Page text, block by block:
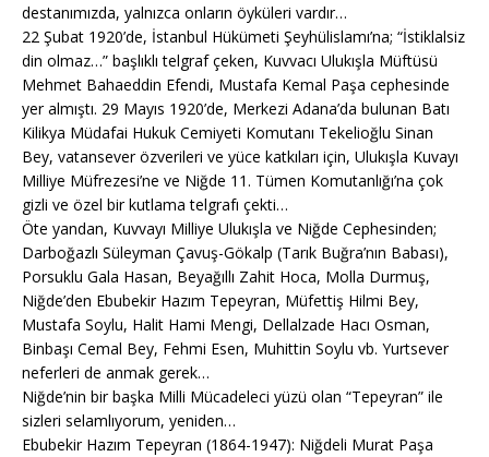
destanımızda, yalnızca onların öyküleri vardır…
22 Şubat 1920’de, İstanbul Hükümeti Şeyhülislamı’na; “İstiklalsiz
din olmaz…” başlıklı telgraf çeken, Kuvvacı Ulukışla Müftüsü
Mehmet Bahaeddin Efendi, Mustafa Kemal Paşa cephesinde
yer almıştı. 29 Mayıs 1920’de, Merkezi Adana’da bulunan Batı
Kilikya Müdafai Hukuk Cemiyeti Komutanı Tekelioğlu Sinan
Bey, vatansever özverileri ve yüce katkıları için, Ulukışla Kuvayı
Milliye Müfrezesi’ne ve Niğde 11. Tümen Komutanlığı’na çok
gizli ve özel bir kutlama telgrafı çekti…
Öte yandan, Kuvvayı Milliye Ulukışla ve Niğde Cephesinden;
Darboğazlı Süleyman Çavuş-Gökalp (Tarık Buğra’nın Babası),
Porsuklu Gala Hasan, Beyağıllı Zahit Hoca, Molla Durmuş,
Niğde’den Ebubekir Hazım Tepeyran, Müfettiş Hilmi Bey,
Mustafa Soylu, Halit Hami Mengi, Dellalzade Hacı Osman,
Binbaşı Cemal Bey, Fehmi Esen, Muhittin Soylu vb. Yurtsever
neferleri de anmak gerek…
Niğde’nin bir başka Milli Mücadeleci yüzü olan “Tepeyran” ile
sizleri selamlıyorum, yeniden…
Ebubekir Hazım Tepeyran (1864-1947): Niğdeli Murat Paşa